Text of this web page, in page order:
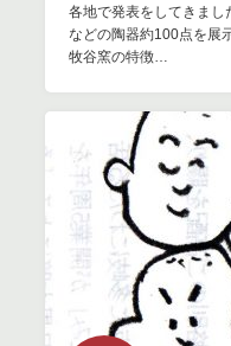
各地で発表をしてきまし
などの陶器約100点を展
牧谷窯の特徴…